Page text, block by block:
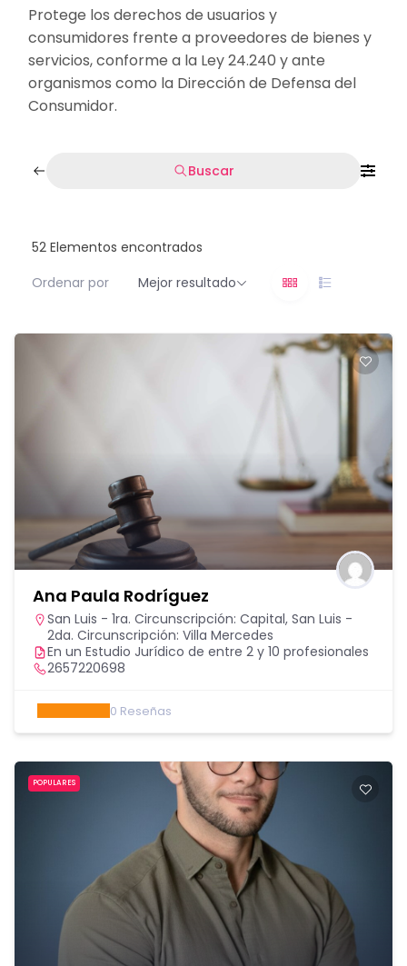
Protege los derechos de usuarios y
consumidores frente a proveedores de bienes y
servicios, conforme a la Ley 24.240 y ante
organismos como la Dirección de Defensa del
Consumidor.
Buscar
52 Elementos encontrados
Ordenar por
Mejor resultado
Ana Paula Rodríguez
San Luis - 1ra. Circunscripción: Capital, San Luis -
2da. Circunscripción: Villa Mercedes
En un Estudio Jurídico de entre 2 y 10 profesionales
2657220698
0 Reseñas
POPULARES